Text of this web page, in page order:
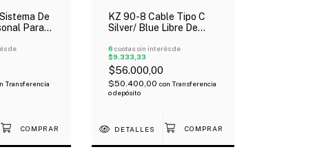
De
Para
de
Transferencia
KZ 90-8 Cable Tipo C
Silver/ Blue Libre De
784 Hilos
6 cuotas sin interés de
$9.333,33
$56.000,00
$50.400,00 con Transferencia
o depósito
DETALLES